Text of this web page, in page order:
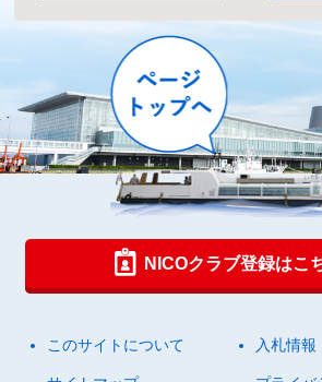
NICOクラブ登録はこ
このサイトについて 入札情報